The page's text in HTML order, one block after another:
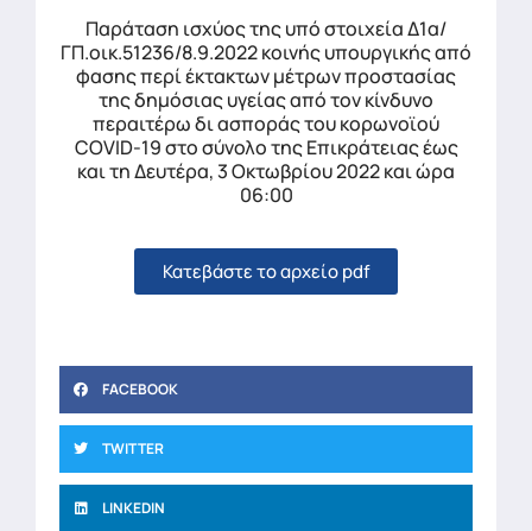
Παράταση ισχύος της υπό στοιχεία Δ1α/
ΓΠ.οικ.51236/8.9.2022 κοινής υπουργικής από
φασης περί έκτακτων μέτρων προστασίας
της δημόσιας υγείας από τον κίνδυνο
περαιτέρω δι ασποράς του κορωνοϊού
COVID-19 στο σύνολο της Επικράτειας έως
και τη Δευτέρα, 3 Οκτωβρίου 2022 και ώρα
06:00
Κατεβάστε το αρχείο pdf
FACEBOOK
TWITTER
LINKEDIN